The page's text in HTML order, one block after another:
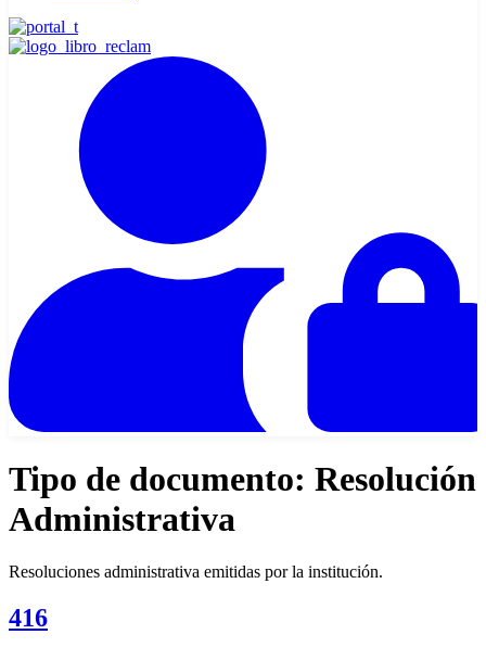
Tipo de documento: Resolución
Administrativa
Resoluciones administrativa emitidas por la institución.
416